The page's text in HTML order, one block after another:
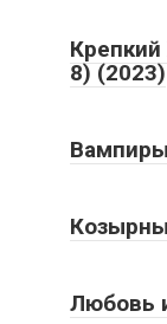
Крепкий
8) (2023)
Любовь